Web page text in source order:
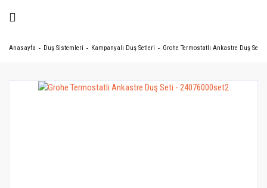
Anasayfa Duş Sistemleri Kampanyalı Duş Setleri Grohe Termostatlı Ankastre Duş Seti -